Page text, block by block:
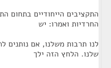
התקציבים הייחודיים בתחום
החרדיות ואמרו: יש
לנו תרבות משלנו, אם נותנים
שלנו. הלחץ הזה ילך